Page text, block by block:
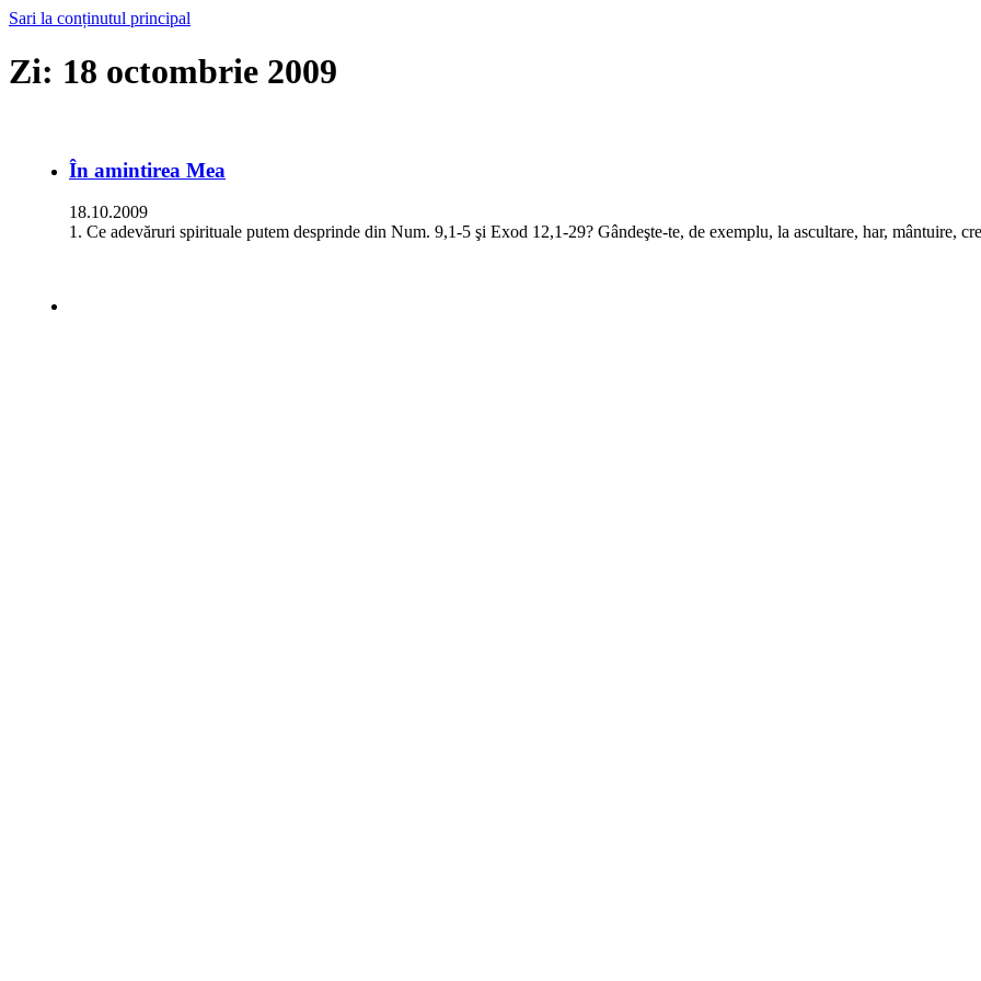
Sari la conținutul principal
Zi: 18 octombrie 2009
În amintirea Mea
18.10.2009
1. Ce adevăruri spirituale putem desprinde din Num. 9,1-5 şi Exod 12,1-29? Gândeşte-te, de exemplu, la ascultare, har, mântuire,